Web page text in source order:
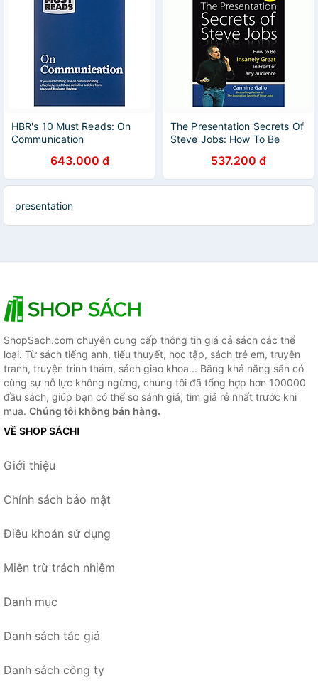
HBR's 10 Must Reads: On
Communication
643.000 đ
The Presentation Secrets Of
Steve Jobs: How To Be
Any Audience537.200 đ
presentation
ShopSach.com chuyên cung cấp thông tin giá cả sách các thể
loại. Từ sách tiếng anh, tiểu thuyết, học tập, sách trẻ em, truyện
tranh, truyện trinh thám, sách giao khoa... Bằng khả năng sẵn có
cùng sự nỗ lực không ngừng, chúng tôi đã tổng hợp hơn 100000
đầu sách, giúp bạn có thể so sánh giá, tìm giá rẻ nhất trước khi
mua. Chúng tôi không bán hàng.
VỀ SHOP SÁCH!
Giới thiệu
Chính sách bảo mật
Điều khoản sử dụng
Miễn trừ trách nhiệm
Danh mục
Danh sách tác giả
Danh sách công ty